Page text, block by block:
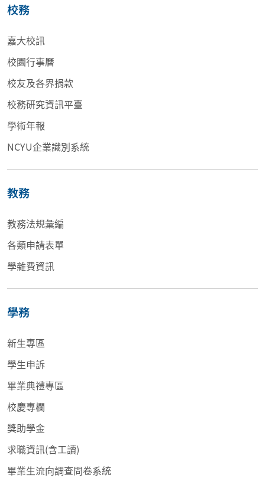
校務
嘉大校訊
校園行事曆
校友及各界捐款
校務研究資訊平臺
學術年報
NCYU企業識別系統
教務
教務法規彙編
各類申請表單
學雜費資訊
學務
新生專區
學生申訴
畢業典禮專區
校慶專欄
獎助學金
求職資訊(含工讀)
畢業生流向調查問卷系統